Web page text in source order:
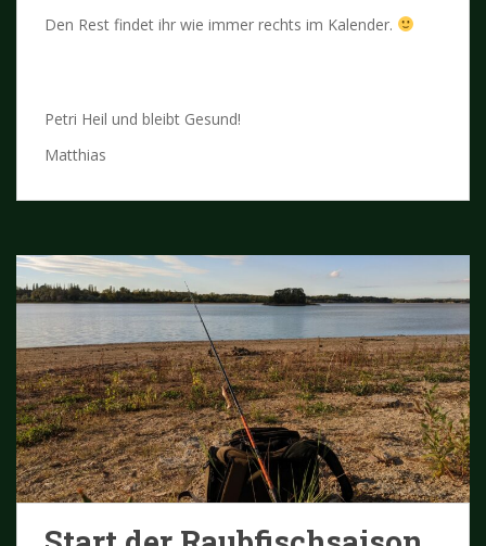
Den Rest findet ihr wie immer rechts im Kalender.
Petri Heil und bleibt Gesund!
Matthias